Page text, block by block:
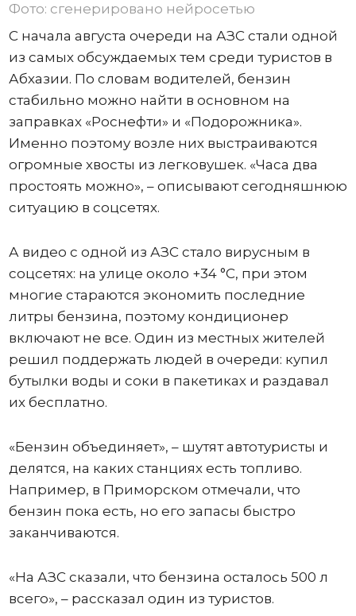
Фото: сгенерировано нейросетью
С начала августа очереди на АЗС стали одной
из самых обсуждаемых тем среди туристов в
Абхазии. По словам водителей, бензин
стабильно можно найти в основном на
заправках «Роснефти» и «Подорожника».
Именно поэтому возле них выстраиваются
огромные хвосты из легковушек. «Часа два
простоять можно», – описывают сегодняшнюю
ситуацию в соцсетях.
А видео с одной из АЗС стало вирусным в
соцсетях: на улице около +34 °C, при этом
многие стараются экономить последние
литры бензина, поэтому кондиционер
включают не все. Один из местных жителей
решил поддержать людей в очереди: купил
бутылки воды и соки в пакетиках и раздавал
их бесплатно.
«Бензин объединяет», – шутят автотуристы и
делятся, на каких станциях есть топливо.
Например, в Приморском отмечали, что
бензин пока есть, но его запасы быстро
заканчиваются.
«На АЗС сказали, что бензина осталось 500 л
всего», – рассказал один из туристов.